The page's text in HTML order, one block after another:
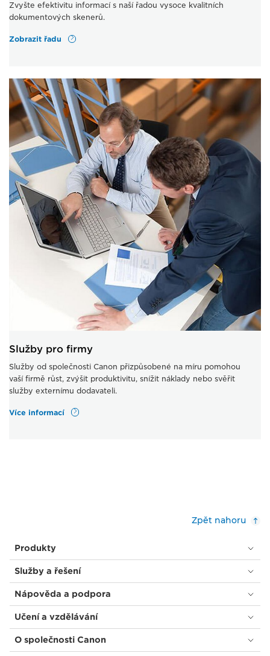
Zvyšte efektivitu informací s naší řadou vysoce kvalitních
dokumentových skenerů.
Zobrazit řadu
Služby pro firmy
Služby od společnosti Canon přizpůsobené na míru pomohou
vaší firmě růst, zvýšit produktivitu, snížit náklady nebo svěřit
služby externímu dodavateli.
Více informací
Zpět nahoru
Produkty
Služby a řešení
Nápověda a podpora
Učení a vzdělávání
O společnosti Canon